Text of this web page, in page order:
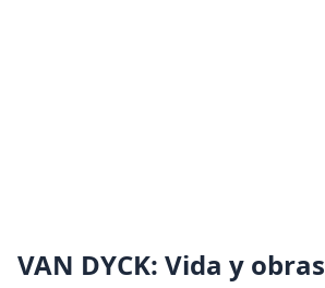
VAN DYCK: Vida y obras